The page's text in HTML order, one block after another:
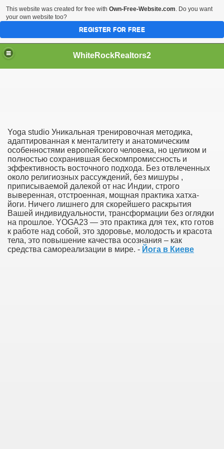
WhiteRockRealtors2
Yoga studio Уникальная тренировочная методика,
адаптированная к менталитету и анатомическим
особенностями европейского человека, но целиком и
полностью сохранившая бескомпромиссность и
эффективность восточного подхода. Без отвлеченных
около религиозных рассуждений, без мишуры ,
приписываемой далекой от нас Индии, строго
выверенная, отстроенная, мощная практика хатха-
йоги. Ничего лишнего для скорейшего раскрытия
Вашей индивидуальности, трансформации без оглядки
на прошлое. YOGA23 — это практика для тех, кто готов
к работе над собой, это здоровье, молодость и красота
тела, это повышение качества осознания – как
средства самореализации в мире. - Йога в Киеве
This website was created for free with Own-Free-Website.com. Do you want
your own website too?
REGISTER FOR FREE